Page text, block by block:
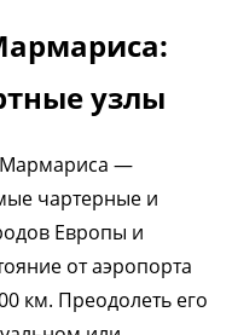
узлы
Мармариса —
чартерные и
Европы и
от аэропорта
км. Преодолеть его